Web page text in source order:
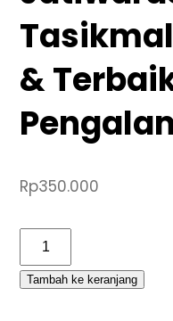
&
Rp350.000
Kuantitas
Jasa
Pembasmi
Tambah ke keranjang